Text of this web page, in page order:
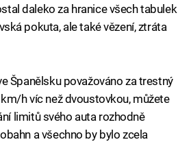
daleko za hranice všech tabulek
pokuta, ale také vězení, ztráta
Španělsku považováno za trestný
h víc než dvoustovkou, můžete
limitů svého auta rozhodně
a všechno by bylo zcela